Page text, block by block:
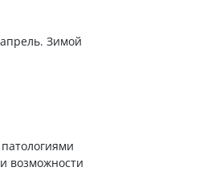
Зимой
возможности